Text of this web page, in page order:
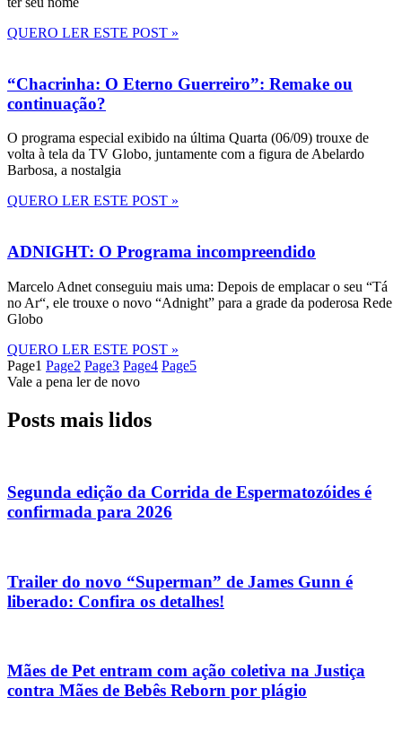
QUERO LER ESTE POST »
“Chacrinha: O Eterno Guerreiro”: Remake ou
continuação?
O programa especial exibido na última Quarta (06/09) trouxe de
volta à tela da TV Globo, juntamente com a figura de Abelardo
Barbosa, a nostalgia
QUERO LER ESTE POST »
ADNIGHT: O Programa incompreendido
Marcelo Adnet conseguiu mais uma: Depois de emplacar o seu “Tá
no Ar“, ele trouxe o novo “Adnight” para a grade da poderosa Rede
Globo
QUERO LER ESTE POST »
Page1 Page2 Page3 Page4 Page5
Vale a pena ler de novo
Posts mais lidos
Segunda edição da Corrida de Espermatozóides é
confirmada para 2026
Trailer do novo “Superman” de James Gunn é
liberado: Confira os detalhes!
Mães de Pet entram com ação coletiva na Justiça
contra Mães de Bebês Reborn por plágio